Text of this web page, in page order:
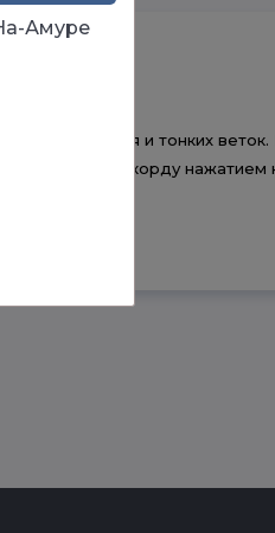
сухостоя и тонких
- подают корду нажатием
Амуре